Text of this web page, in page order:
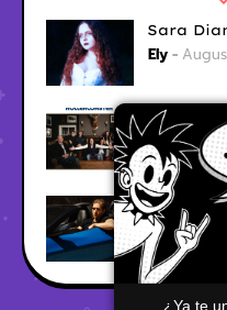
¿Ya te
Sara
Ely
Good
Don't
Ely
Ely